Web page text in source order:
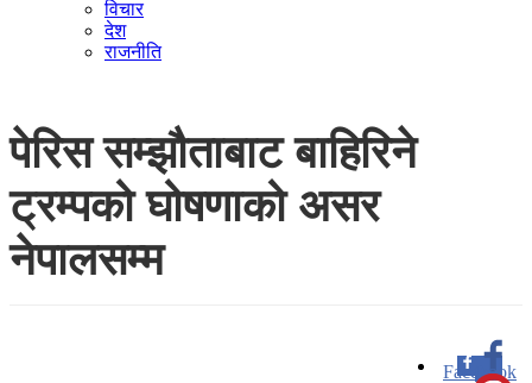
विचार
देश
राजनीति
पेरिस सम्झौताबाट बाहिरिने
ट्रम्पको घोषणाको असर
नेपालसम्म
Facebook
0